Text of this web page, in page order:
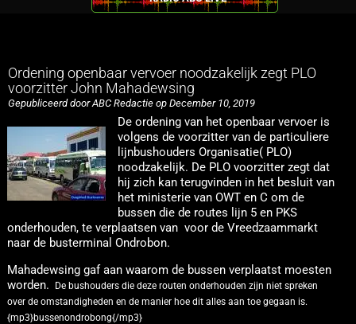
Ordening openbaar vervoer noodzakelijk zegt PLO
voorzitter John Mahadewsing
Gepubliceerd door ABC Redactie op December 10, 2019
De ordening van het openbaar vervoer is
volgens de voorzitter van de particuliere
lijnbushouders Organisatie( PLO)
noodzakelijk. De PLO voorzitter zegt dat
hij zich kan terugvinden in het besluit van
het ministerie van OWT en C om de
bussen die de routes lijn 5 en PKS
onderhouden, te verplaatsen van voor de Vreedzaammarkt
naar de busterminal Ondrobon.
Mahadewsing gaf aan waarom de bussen verplaatst moesten
worden.
De bushouders die deze routen onderhouden zijn niet spreken
over de omstandigheden en de manier hoe dit alles aan toe gegaan is.
{mp3}bussenondrobong{/mp3}